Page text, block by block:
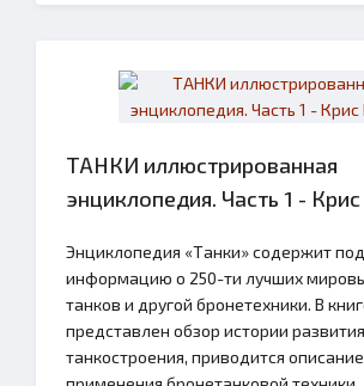
ТАНКИ иллюстрированная
энциклопедия. Часть 1 -
Энциклопедия «Танки» содержит
информацию о 250-ти лучших
танков и другой бронетехники. В
представлен обзор истории развития
танкостроения, приводится